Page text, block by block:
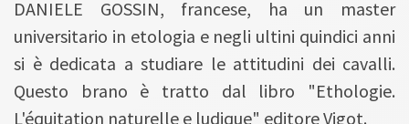
DANIELE GOSSIN, francese, ha un master
universitario in etologia e negli ultini quindici anni
si è dedicata a studiare le attitudini dei cavalli.
Questo brano è tratto dal libro "Ethologie.
L'équitation naturelle e ludique" editore Vigot.